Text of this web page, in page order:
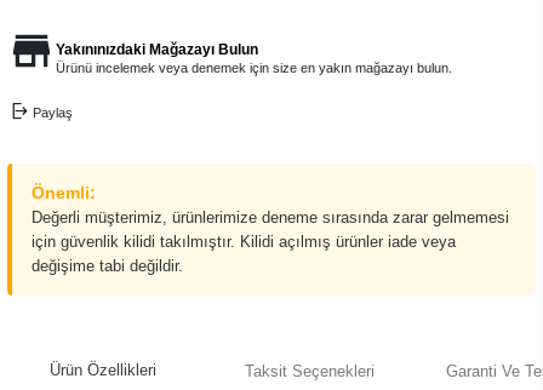
Yakınınızdaki Mağazayı Bulun
Ürünü incelemek veya denemek için size en yakın mağazayı bulun.
Paylaş
Önemli:
Değerli müşterimiz, ürünlerimize deneme sırasında zarar gelmemesi
için güvenlik kilidi takılmıştır. Kilidi açılmış ürünler iade veya
değişime tabi değildir.
Ürün Özellikleri Taksit Seçenekleri Garanti Ve